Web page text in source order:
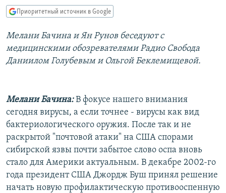
поиску
СЕВЕР.РЕАЛИИ
СИБИРЬ.РЕАЛИИ
РАСПИСАНИЕ ВЕЩАНИЯ
СОЦИАЛЬНЫЕ СЕТИ
Все сайты РСЕ/РС
Приоритетный источник в Google
Мелани Бачина и Ян Рунов беседуют с
медицинскими обозревателями Радио Свобода
Даниилом Голубевым и Ольгой Беклемищевой.
Мелани Бачина:В фокусе нашего внимания
сегодня вирусы, а если точнее - вирусы как вид
бактериологического оружия. После так и не
раскрытой "почтовой атаки" на США спорами
сибирской язвы почти забытое слово оспа вновь
стало для Америки актуальным. В декабре 2002-го
года президент США Джордж Буш принял решение
начать новую профилактическую противооспенную